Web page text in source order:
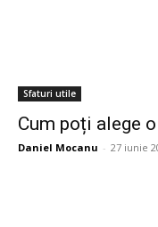
Sfaturi utile
Cum poți alege
Daniel Mocanu - 27 iunie